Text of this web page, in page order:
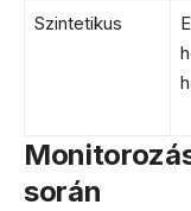
Szintetikus
során